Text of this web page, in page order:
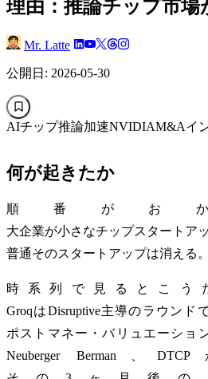
理由：推論チップ市
Mr. Latte
公開日: 2026-05-30
AIチップ推論加速NVIDIAM&Aイ
何が起きたか
順番がお
大企業が小さなチップスタートア
普通そのスタートアップは消える
時系列で見るとこう
GroqはDisruptive主導のラウンド
ポストマネー・バリュエーショ
Neuberger Berman、